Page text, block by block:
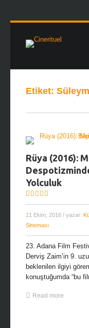
Etiket:
Rüya (2016):
Yolculuk
21 Ekim, 2016 / yazar:
Sineması
23. Adana Film
Derviş Zaim’in 9.
beklenilen ilgiyi
konuştuğumda “bu
Read more